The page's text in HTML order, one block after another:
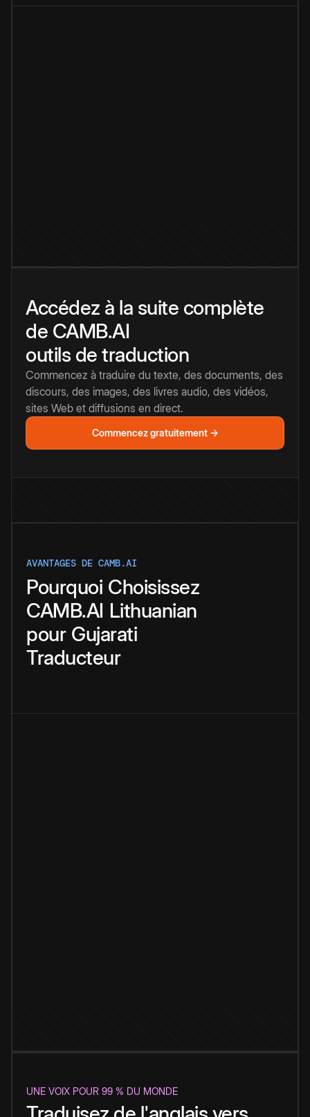
Accédez à la suite complète
de CAMB.AI
outils de traduction
Commencez à traduire du texte, des documents, des
discours, des images, des livres audio, des vidéos,
sites Web et diffusions en direct.
Commencez gratuitement →
AVANTAGES DE CAMB.AI
Pourquoi Choisissez
CAMB.AI Lithuanian
pour Gujarati
Traducteur
UNE VOIX POUR 99 % DU MONDE